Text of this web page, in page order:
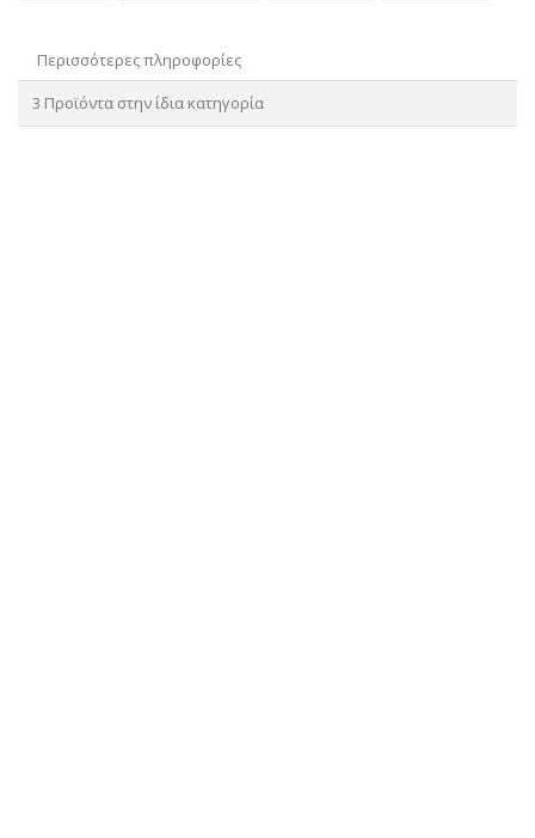
Περισσότερες πληροφορίες
3 Προϊόντα στην ίδια κατηγορία